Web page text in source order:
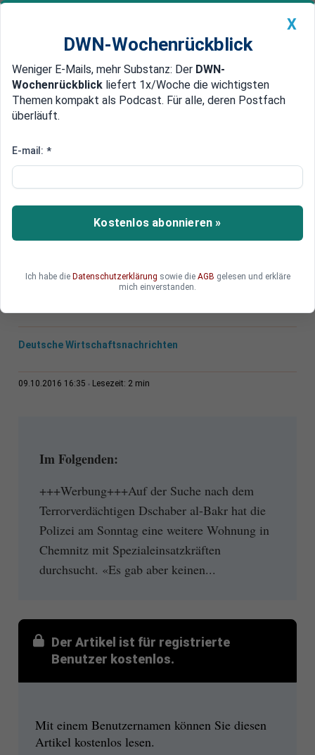
Newsticker MEIN DWN: Geldanlage Premium
Edelmetalle DWN-Magazin China
Sicherheit in Schönefeld erhöht
Terror-Verdacht: Erneut SEK-
Einsatz in Chemnitz
Das SEK hat in Chemnitz einen weiteren Einsatz
Berlin-Schönefeld verstärkt.
Deutsche Wirtschaftsnachrichten
09.10.2016 16:35 Lesezeit: 2 min
Im Folgenden:
+++Werbung+++Auf der Suche nach dem
Terrorverdächtigen Dschaber al-Bakr hat die
Polizei am Sonntag eine weitere Wohnung in
Chemnitz mit Spezialeinsatzkräften
durchsucht. «Es gab aber keinen...
Der Artikel ist für registrierte
Benutzer kostenlos.
Mit einem Benutzernamen können Sie diesen
Artikel kostenlos lesen.
X
DWN-Wochenrückblick
Weniger E-Mails, mehr Substanz: Der DWN-
Wochenrückblick liefert 1x/Woche die wichtigsten
Themen kompakt als Podcast. Für alle, deren Postfach
überläuft.
E-mail: *
Kostenlos abonnieren »
Ich habe die Datenschutzerklärung sowie die AGB gelesen und erkläre
mich einverstanden.